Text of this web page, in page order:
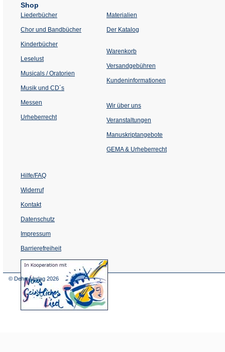
Shop
Liederbücher
Chor und Bandbücher
Kinderbücher
Leselust
Musicals / Oratorien
Musik und CD´s
Messen
Urheberrecht
Materialien
Der Katalog
Warenkorb
Versandgebühren
Kundeninformationen
Wir über uns
Veranstaltungen
einem
Tab)
Manuskriptangebote
GEMA & Urheberrecht
Hilfe/FAQ
Widerruf
Kontakt
Datenschutz
Impressum
Barrierefreiheit
(Öffnet
in
© Dehm Verlag 2026